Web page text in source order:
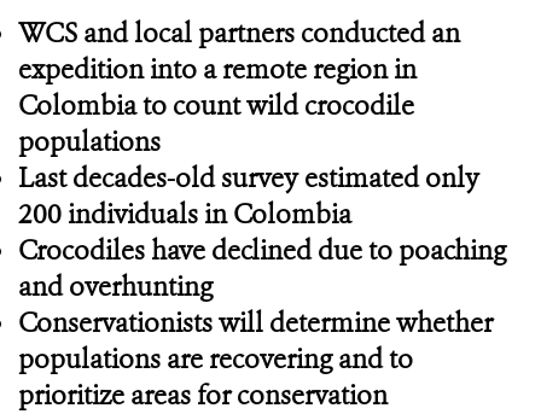
WCS and local partners conducted an
expedition into a remote region in
Colombia to count wild crocodile
populations
Last decades-old survey estimated only
200 individuals in Colombia
Crocodiles have declined due to poaching
and overhunting
Conservationists will determine whether
populations are recovering and to
prioritize areas for conservation